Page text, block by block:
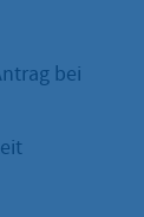
bei